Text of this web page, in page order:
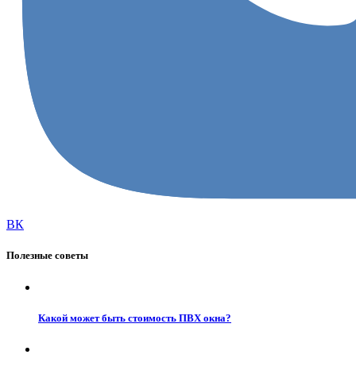
ВК
Полезные советы
Какой может быть стоимость ПВХ окна?